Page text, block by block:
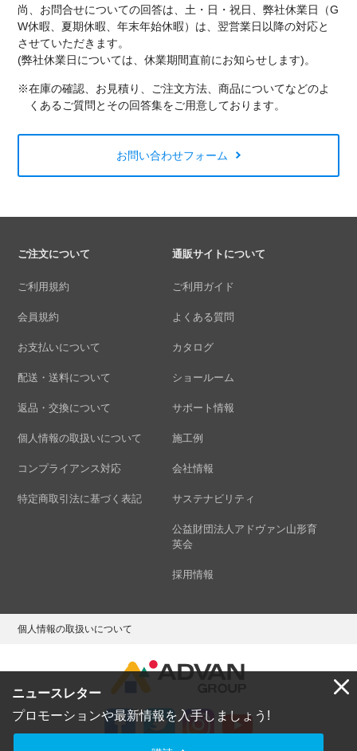
ニュースレター
プロモーションや最新情報を入手しましょう!
尚、お問合せについての回答は、土・日・祝日、弊社休業日（G
W休暇、夏期休暇、年末年始休暇）は、翌営業日以降の対応と
させていただきます。
(弊社休業日については、休業期間直前にお知らせします)。
※在庫の確認、お見積り、ご注文方法、商品についてなどのよ
くあるご質問とその回答集をご用意しております。
お問い合わせフォーム
ご注文について
ご利用規約
会員規約
お支払いについて
配送・送料について
返品・交換について
個人情報の取扱いについて
コンプライアンス対応
特定商取引法に基づく表記
通販サイトについて
ご利用ガイド
よくある質問
カタログ
ショールーム
サポート情報
施工例
会社情報
サステナビリティ
公益財団法人アドヴァン山形育
英会
採用情報
個人情報の取扱いについて